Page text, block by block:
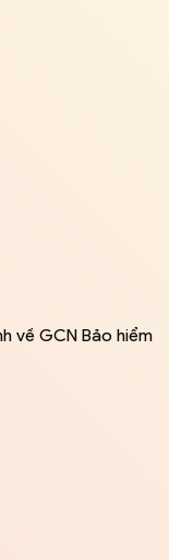
về GCN Bảo hiểm